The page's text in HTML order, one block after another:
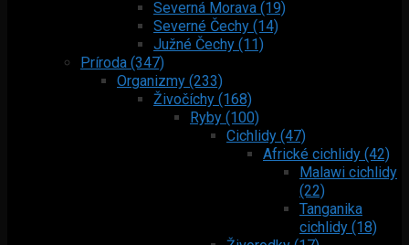
Severná Morava (19)
Severné Čechy (14)
Južné Čechy (11)
Príroda (347)
Organizmy (233)
Živočíchy (168)
Ryby (100)
Cichlidy (47)
Africké cichlidy (42)
Malawi cichlidy
(22)
Tanganika
cichlidy (18)